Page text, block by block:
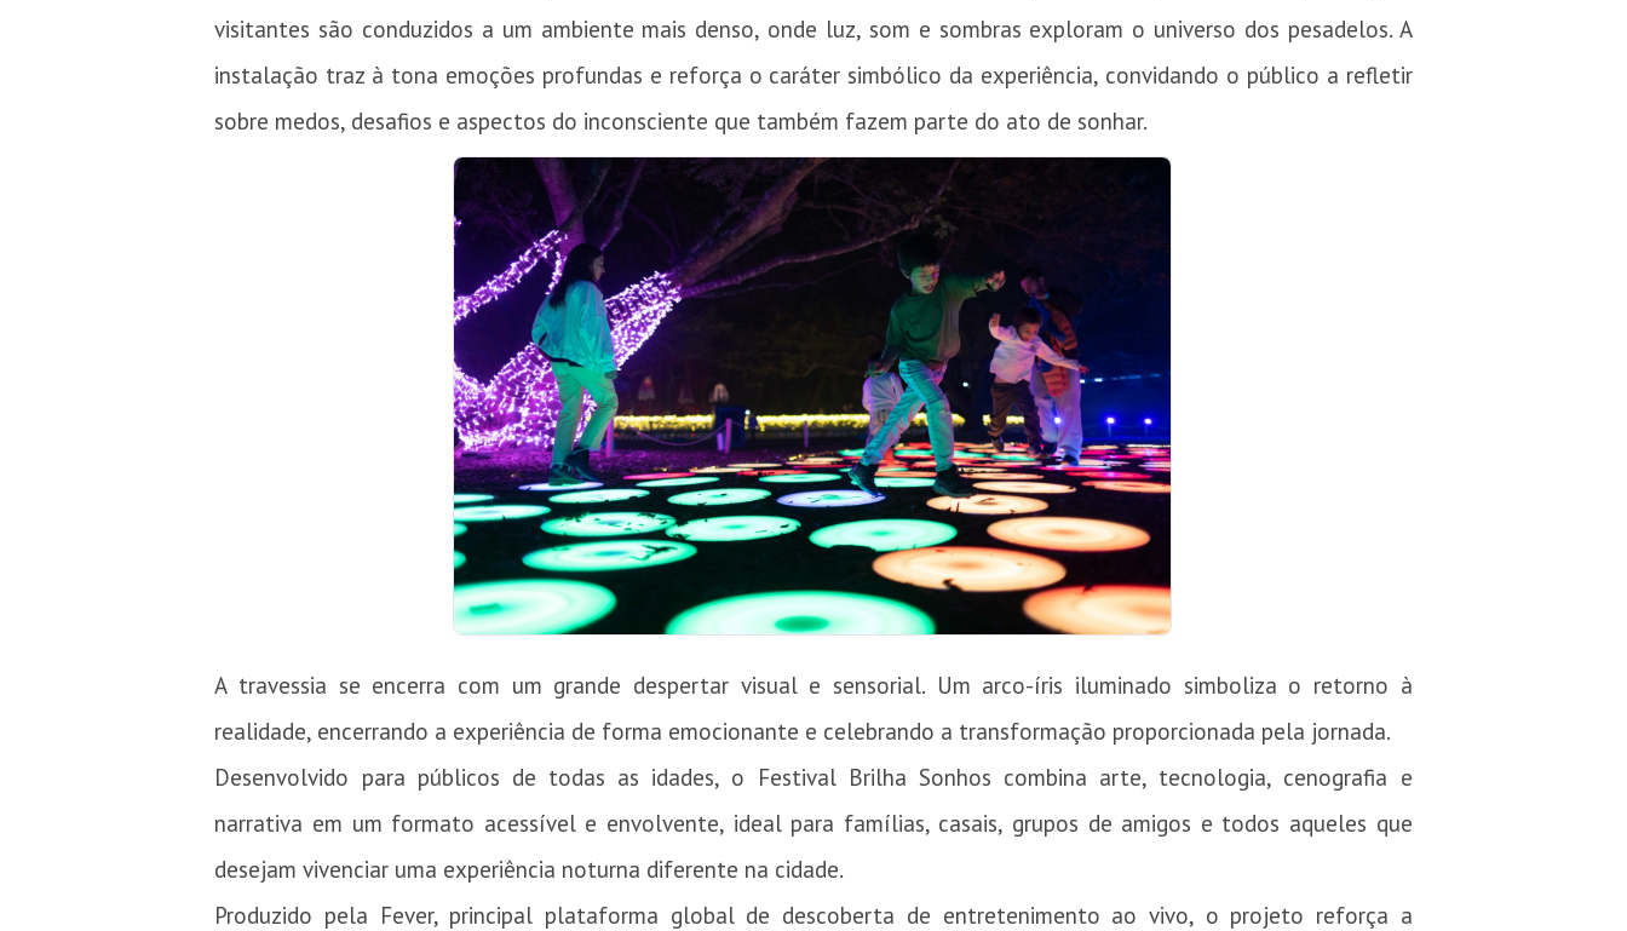
visitantes são conduzidos a um ambiente mais denso, onde luz, som e sombras exploram o universo dos pesadelos. A
instalação traz à tona emoções profundas e reforça o caráter simbólico da experiência, convidando o público a refletir
sobre medos, desafios e aspectos do inconsciente que também fazem parte do ato de sonhar.
A travessia se encerra com um grande despertar visual e sensorial. Um arco-íris iluminado simboliza o retorno à
realidade, encerrando a experiência de forma emocionante e celebrando a transformação proporcionada pela jornada.
Desenvolvido para públicos de todas as idades, o Festival Brilha Sonhos combina arte, tecnologia, cenografia e
narrativa em um formato acessível e envolvente, ideal para famílias, casais, grupos de amigos e todos aqueles que
desejam vivenciar uma experiência noturna diferente na cidade.
Produzido pela Fever, principal plataforma global de descoberta de entretenimento ao vivo, o projeto reforça a